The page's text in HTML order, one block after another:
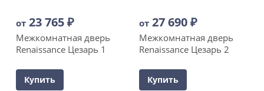
от 23 765₽
Межкомнатная дверь
Renaissance Цезарь 1
Купить
от 27 690₽
Межкомнатная дверь
Renaissance Цезарь 2
Купить